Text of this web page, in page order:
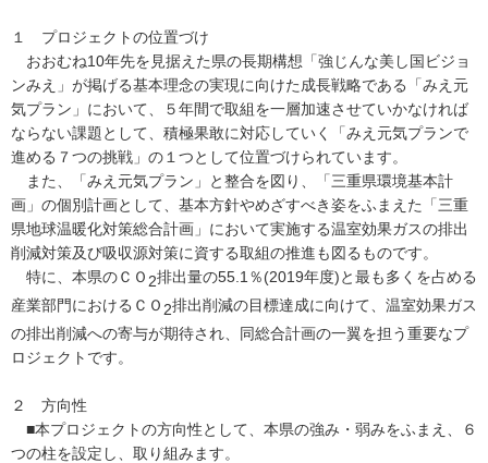
１ プロジェクトの位置づけ
おおむね10年先を見据えた県の長期構想「強じんな美し国ビジョ
ンみえ」が掲げる基本理念の実現に向けた成長戦略である「みえ元
気プラン」において、５年間で取組を一層加速させていかなければ
ならない課題として、積極果敢に対応していく「みえ元気プランで
進める７つの挑戦」の１つとして位置づけられています。
また、「みえ元気プラン」と整合を図り、「三重県環境基本計
画」の個別計画として、基本方針やめざすべき姿をふまえた「三重
県地球温暖化対策総合計画」において実施する温室効果ガスの排出
削減対策及び吸収源対策に資する取組の推進も図るものです。
特に、本県のＣＯ 2排出量の55.1％(2019年度)と最も多くを占める
産業部門におけるＣＯ 2排出削減の目標達成に向けて、温室効果ガス
の排出削減への寄与が期待され、同総合計画の一翼を担う重要なプ
ロジェクトです。
２ 方向性
■本プロジェクトの方向性として、本県の強み・弱みをふまえ、６
つの柱を設定し、取り組みます。